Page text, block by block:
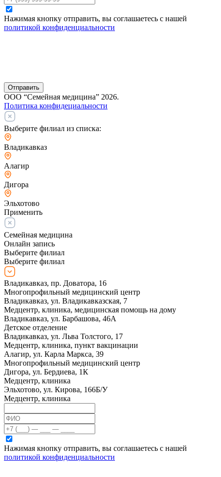
Нажимая кнопку отправить, вы соглашаетесь с нашей
политикой конфиденциальности
Отправить
ООО “Семейная медицина” 2026.
Политика конфидециальности
Выберите филиал из списка:
Владикавказ
Алагир
Дигора
Эльхотово
Применить
Семейная медицина
Онлайн запись
Выберите филиал
Выберите филиал
Владикавказ, пр. Доватора, 16
Многопрофильный медицинский центр
Владикавказ, ул. Владикавказская, 7
Медцентр, клиника, медицинская помощь на дому
Владикавказ, ул. Барбашова, 46А
Детское отделение
Владикавказ, ул. Льва Толстого, 17
Медцентр, клиника, пункт вакцинации
Алагир, ул. Карла Маркса, 39
Многопрофильный медицинский центр
Дигора, ул. Бердиева, 1К
Медцентр, клиника
Эльхотово, ул. Кирова, 166Б/У
Медцентр, клиника
Нажимая кнопку отправить, вы соглашаетесь с нашей
политикой конфиденциальности